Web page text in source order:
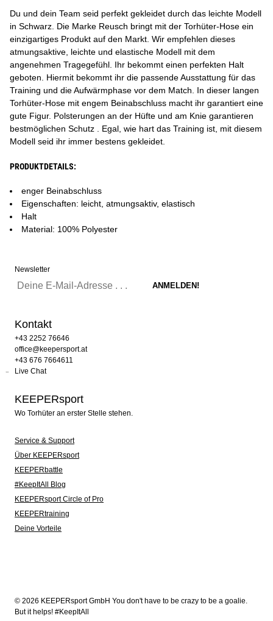
Du und dein Team seid perfekt gekleidet durch das leichte Modell
in Schwarz. Die Marke Reusch bringt mit der Torhüter-Hose ein
einzigartiges Produkt auf den Markt. Wir empfehlen dieses
atmungsaktive, leichte und elastische Modell mit dem
angenehmen Tragegefühl. Ihr bekommt einen perfekten Halt
geboten. Hiermit bekommt ihr die passende Ausstattung für das
Training und die Aufwärmphase vor dem Match. In dieser langen
Torhüter-Hose mit engem Beinabschluss macht ihr garantiert eine
gute Figur. Polsterungen an der Hüfte und am Knie garantieren
bestmöglichen Schutz . Egal, wie hart das Training ist, mit diesem
Modell seid ihr immer bestens gekleidet.
PRODUKTDETAILS:
enger Beinabschluss
Eigenschaften: leicht, atmungsaktiv, elastisch
Halt
Material: 100% Polyester
Newsletter
Kontakt
+43 2252 76646
office@keepersport.at
+43 676 7664611
Live Chat
KEEPERsport
Wo Torhüter an erster Stelle stehen.
Service & Support
Über KEEPERsport
KEEPERbattle
#KeepItAll Blog
KEEPERsport Circle of Pro
KEEPERtraining
Deine Vorteile
© 2026 KEEPERsport GmbH You don't have to be crazy to be a goalie.
But it helps! #KeepItAll